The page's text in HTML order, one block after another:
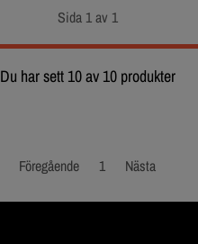
Sida 1 av 1
Du har sett 10 av 10 produkter
Föregående 1 Nästa